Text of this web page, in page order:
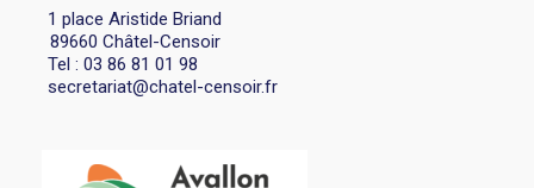
1 place Aristide Briand
89660 Châtel-Censoir
Tel : 03 86 81 01 98
secretariat@chatel-censoir.fr